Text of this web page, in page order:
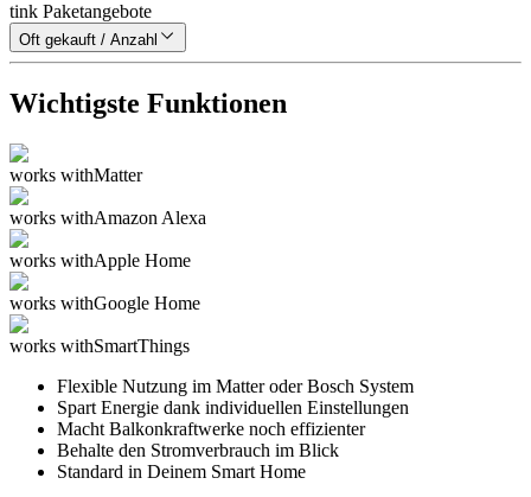
tink Paketangebote
Oft gekauft / Anzahl
Wichtigste Funktionen
works withMatter
works withAmazon Alexa
works withApple Home
works withGoogle Home
works withSmartThings
Flexible Nutzung im Matter oder Bosch System
Spart Energie dank individuellen Einstellungen
Macht Balkonkraftwerke noch effizienter
Behalte den Stromverbrauch im Blick
Standard in Deinem Smart Home